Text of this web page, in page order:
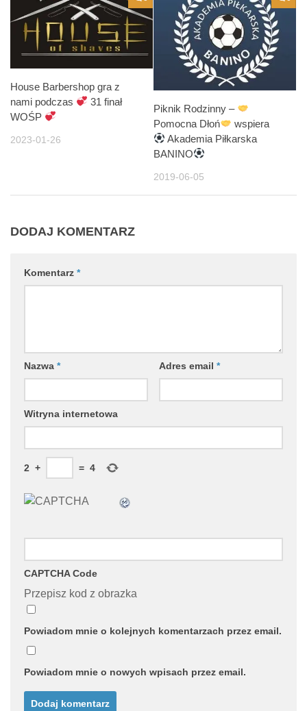
House Barbershop gra z
nami podczas
31 finał
WOŚP
2023-01-26
Piknik Rodzinny –
Pomocna Dłoń
wspiera
Akademia Piłkarska
BANINO
2019-06-05
DODAJ KOMENTARZ
Komentarz *
Nazwa * Adres email *
Witryna internetowa
2 + = 4
CAPTCHA Code
Przepisz kod z obrazka
Powiadom mnie o kolejnych komentarzach przez email.
Powiadom mnie o nowych wpisach przez email.